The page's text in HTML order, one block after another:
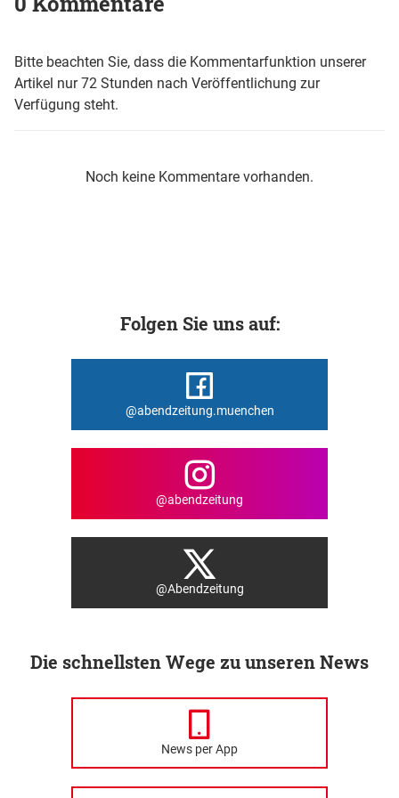
Bitte beachten Sie, dass die Kommentarfunktion unserer
Artikel nur 72 Stunden nach Veröffentlichung zur
Verfügung steht.
Noch keine Kommentare vorhanden.
Folgen Sie uns auf:
@abendzeitung.muenchen
@abendzeitung
@Abendzeitung
Die schnellsten Wege zu unseren News
News per App